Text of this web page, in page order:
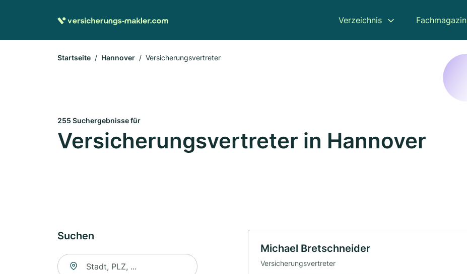
Verzeichnis Fachmagazin
Startseite Hannover Versicherungsvertreter
255 Suchergebnisse für
Versicherungsvertreter in Hannover
Suchen
Suche nach Ort
Michael Bretschneider
Versicherungsvertreter